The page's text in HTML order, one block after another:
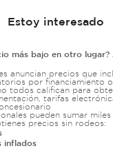
Estoy interesado
más bajo en otro lugar?
anuncian precios que
por financiamiento
todos califican para
tarifas
pueden sumar miles
precios sin rodeos:
inflados